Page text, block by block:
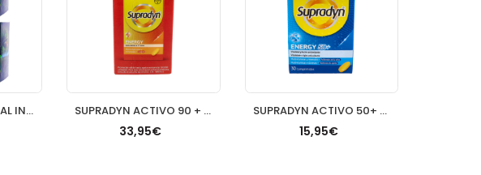
BLACK BEE JALEA REAL INMUNO 2ºUD 50% DTO SUPRADYN ACTIVO 90 + 30 COMP
33,95€
SUPRADYN ACTIVO 50+ 30 COMP
15,95€